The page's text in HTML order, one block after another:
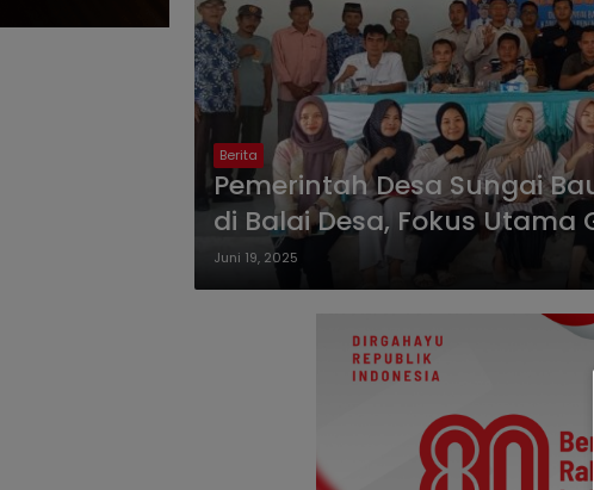
Berita
Pemerintah Desa Sungai
di Balai Desa, Fokus Utama
Perawatan Anak
Juni 19, 2025